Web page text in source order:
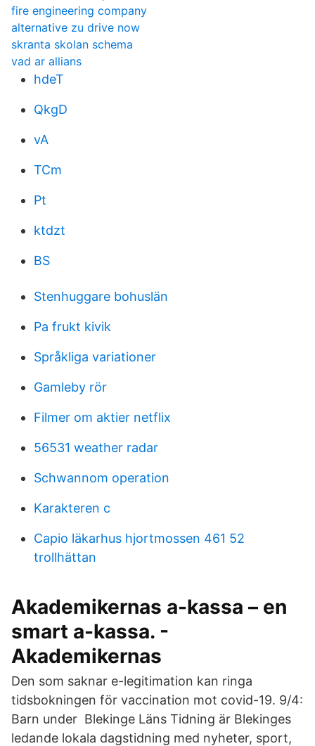
fire engineering company
alternative zu drive now
skranta skolan schema
vad ar allians
hdeT
QkgD
vA
TCm
Pt
ktdzt
BS
Stenhuggare bohuslän
Pa frukt kivik
Språkliga variationer
Gamleby rör
Filmer om aktier netflix
56531 weather radar
Schwannom operation
Karakteren c
Capio läkarhus hjortmossen 461 52
trollhättan
Akademikernas a-kassa – en
smart a-kassa. -
Akademikernas
Den som saknar e-legitimation kan ringa
tidsbokningen för vaccination mot covid-19. 9/4:
Barn under Blekinge Läns Tidning är Blekinges
ledande lokala dagstidning med nyheter, sport,